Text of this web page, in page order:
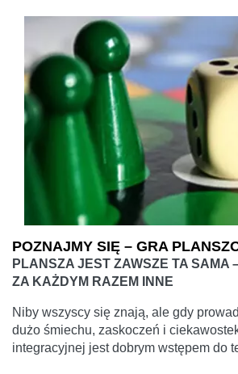
POZNAJMY SIĘ – GRA
PLANSZA JEST ZAWSZE TA SAMA
ZA KAŻDYM RAZEM INNE
Niby wszyscy się znają, ale gdy
dużo śmiechu, zaskoczeń i
integracyjnej jest dobrym wstępem do